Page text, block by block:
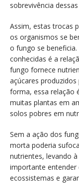
sobrevivência
Assim, estas trocas
os organismos se
o fungo se
conhecidas é a
fungo fornece
açúcares
forma, essa relação
muitas plantas em
solos pobres em
Sem a ação dos
morta poderia
nutrientes, levando
importante entender
ecossistemas e